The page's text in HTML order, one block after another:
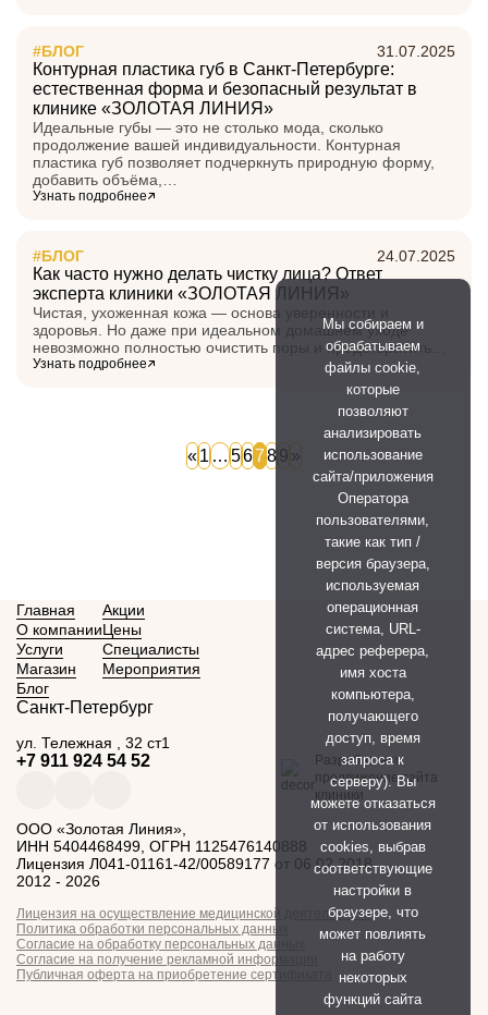
#БЛОГ 31.07.2025
Контурная пластика губ в Санкт-Петербурге:
естественная форма и безопасный результат в
клинике «ЗОЛОТАЯ ЛИНИЯ»
Идеальные губы — это не столько мода, сколько
продолжение вашей индивидуальности. Контурная
пластика губ позволяет подчеркнуть природную форму,
добавить объёма,…
Узнать подробнее
#БЛОГ 24.07.2025
Как часто нужно делать чистку лица? Ответ
эксперта клиники «ЗОЛОТАЯ ЛИНИЯ»
Чистая, ухоженная кожа — основа уверенности и
здоровья. Но даже при идеальном домашнем уходе
невозможно полностью очистить поры и предотвратить…
Узнать подробнее
«1…5678 9 »
Главная
О компании
Услуги
Магазин
Блог
Акции
Цены
Специалисты
Мероприятия
Санкт-Петербург
ул. ​Тележная , 32 ст1
+7 911 924 54 52
Разработка и
продвижение сайта
клиники
ООО «Золотая Линия»,
ИНН 5404468499, ОГРН 1125476140888
Лицензия Л041-01161-42/00589177 от 06.02.2018
2012 - 2026
Лицензия на осуществление медицинской деятельности
Политика обработки персональных данных
Согласие на обработку персональных данных
Согласие на получение рекламной информации
Публичная оферта на приобретение сертификата
Мы собираем и
обрабатываем
файлы cookie,
которые
позволяют
анализировать
использование
сайта/приложения
Оператора
пользователями,
такие как тип /
версия браузера,
используемая
операционная
система, URL-
адрес реферера,
имя хоста
компьютера,
получающего
доступ, время
запроса к
серверу). Вы
можете отказаться
от использования
cookies, выбрав
соответствующие
настройки в
браузере, что
может повлиять
на работу
некоторых
функций сайта